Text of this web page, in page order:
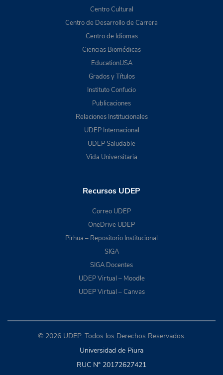
Centro Cultural
Centro de Desarrollo de Carrera
Centro de Idiomas
Ciencias Biomédicas
EducationUSA
Grados y Títulos
Instituto Confucio
Publicaciones
Relaciones Institucionales
UDEP Internacional
UDEP Saludable
Vida Universitaria
Recursos UDEP
Correo UDEP
OneDrive UDEP
Pirhua – Repositorio Institucional
SIGA
SIGA Docentes
UDEP Virtual – Moodle
UDEP Virtual – Canvas
© 2026 UDEP. Todos los Derechos Reservados.
Universidad de Piura
RUC N° 20172627421